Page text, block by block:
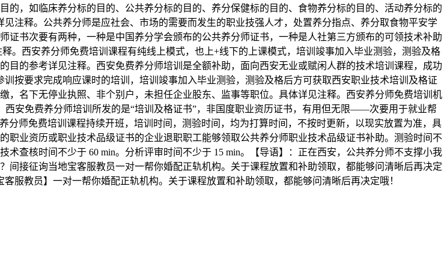
，如临床养分标的目的、公共养分标的目的、养分保健标的目的、食物养分标的目的、活动养分标的
注释。公共养分师是应社会、市场的需要而发生的职业技强人才，处置养分指点、养分取食物平安学
书次要有两种，一种是中国养分学会颁布的公共养分师证书，一种是人社第三方颁布的可领技术补助
。西安养分师免费培训课程有纯线上模式，也上+线下的上课模式，培训竣事加入毕业测验，测验及格
的参考详见注释。西安免费养分师培训是全额补助，面向西安无业或赋闲人群的技术培训课程，成功
按要求完成响应课时的培训，培训竣事加入毕业测验，测验及格后方可获取西安职业技术培训及格证
名下无停业执照、非个别户，未担任企业股东、监事等职位。具体详见注释。西安养分师免费培训机
安免费养分师培训所发的是“培训及格证书”，非国度职业资历证书，有用但无限——次要用于就业帮
师免费培训课程持续开班，培训时间，测验时间，均为打算时间，不按时更新，以现实放置为准，具
业资历或职业技术品级证书的企业退职职工能够领取公共养分师职业技术品级证书补助。测验时间不
查核时间不少于 60 min。分析评审时间不少于 15 min。【导语】：正在西安，公共养分师不支撑小我
接征询当地宝客服教员一对一帮你婚配正轨机构。关于课程放置和补助领取，都能够问清晰后再决定
服教员】一对一帮你婚配正轨机构。关于课程放置和补助领取，都能够问清晰后再决定哦！